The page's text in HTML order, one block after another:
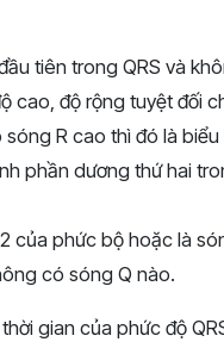
tiên trong QRS và
cao, độ rộng tuyệt đối
R cao thì đó là biểu
phần dương thứ hai
của phức bộ hoặc là
có sóng Q nào.
gian của phức độ